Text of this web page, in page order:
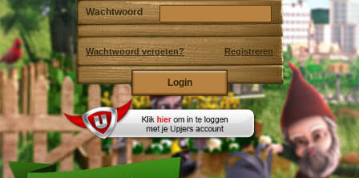
Wachtwoord
Wachtwoord vergeten? Registreren